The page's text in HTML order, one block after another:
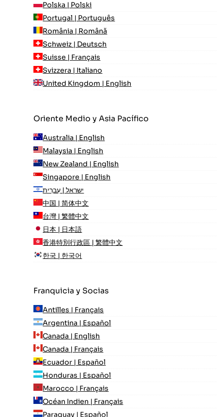
Polska | Polski
Portugal | Português
România | Română
Schweiz | Deutsch
Suisse | Français
Svizzera | Italiano
United Kingdom | English
Oriente Medio y Asia Pacífico
Australia | English
Malaysia | English
New Zealand | English
Singapore | English
ישראל | עִברִית
中国 | 简体中文
台灣 | 繁體中文
日本 | 日本語
香港特別行政區 | 繁體中文
한국 | 한국어
Franquicia y Socias
Antilles | Français
Argentina | Español
Canada | English
Canada | Français
Ecuador | Español
Honduras | Español
Marocco | Français
Océan Indien | Français
Paraguay | Español